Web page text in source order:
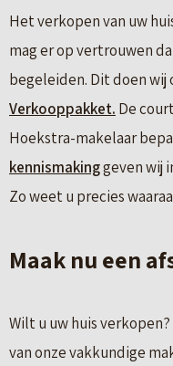
Het verkopen van uw
mag er op vertrouwen
begeleiden. Dit doen
Verkooppakket. De
Hoekstra-makelaar
kennismakinggeven wij
Zo weet u precies
Maak nu een
Wilt u uw huis
van onze vakkundige